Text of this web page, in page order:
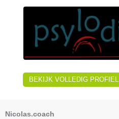
BEKIJK VOLLEDIG PROFIEL
Nicolas.coach